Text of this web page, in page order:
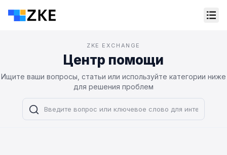
ZKE EXCHANGE
Центр помощи
Ищите ваши вопросы, статьи или используйте категории ниже
для решения проблем